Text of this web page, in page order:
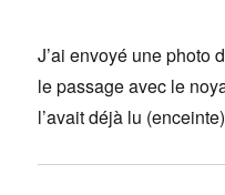
J’ai envoyé une photo
le passage avec le
l’avait déjà lu